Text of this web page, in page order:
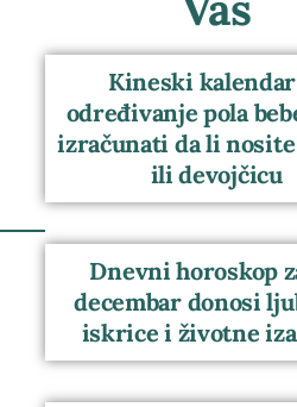
Kineski
određivanje pola
izračunati da li nosite
ili devojčicu
Dnevni horoskop
decembar donosi
iskrice i životne